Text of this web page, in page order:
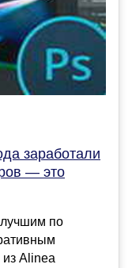
заработали
— это
лучшим по
Alinea